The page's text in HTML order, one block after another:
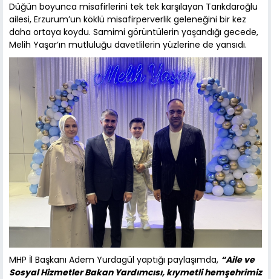
Düğün boyunca misafirlerini tek tek karşılayan Tarıkdaroğlu
ailesi, Erzurum’un köklü misafirperverlik geleneğini bir kez
daha ortaya koydu. Samimi görüntülerin yaşandığı gecede,
Melih Yaşar’ın mutluluğu davetlilerin yüzlerine de yansıdı.
MHP İl Başkanı Adem Yurdagül yaptığı paylaşımda, “Aile ve
Sosyal Hizmetler Bakan Yardımcısı, kıymetli hemşehrimiz